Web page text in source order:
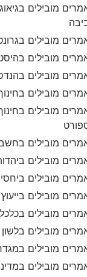
מובילים
מובילים
מובילים
מובילים
מובילים
מובילים
מובילים
מובילים
מובילים
מובילים בייעוץ
מובילים
מובילים
מובילים
מובילים